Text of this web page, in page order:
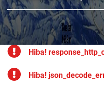
Hiba!
Hiba!